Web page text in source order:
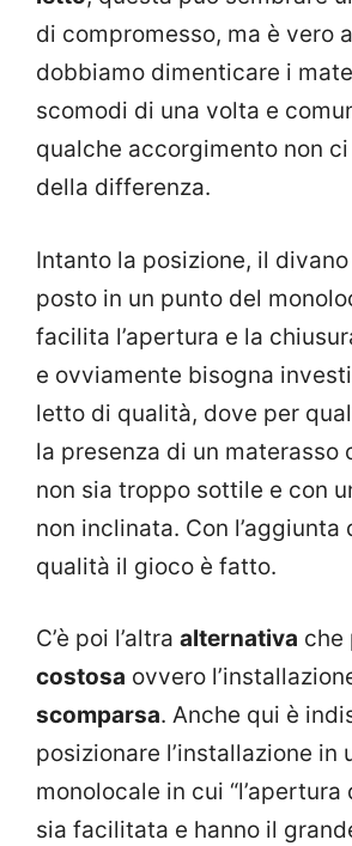
di compromesso, ma è vero
dobbiamo dimenticare i
scomodi di una volta e
qualche accorgimento non
della differenza.
Intanto la posizione, il
posto in un punto del
facilita l’apertura e la
e ovviamente bisogna
letto di qualità, dove per
la presenza di un materasso
non sia troppo sottile e con
non inclinata. Con l’aggiunta
qualità il gioco è fatto.
C’è poi l’altra alternativa che
costosa ovvero
scomparsa. Anche qui è
posizionare l’installazione in
monolocale in cui “l’apertura
sia facilitata e hanno il